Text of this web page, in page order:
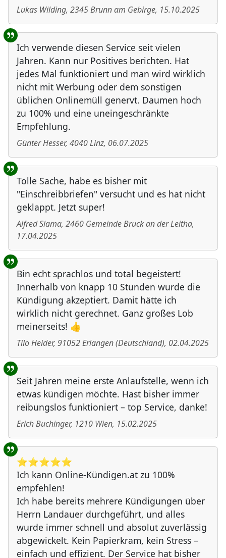
Lukas Wilding, 2345Brunn am Gebirge, 15.10.2025
Ich verwende diesen Service seit vielen
Jahren. Kann nur Positives berichten. Hat
jedes Mal funktioniert und man wird wirklich
nicht mit Werbung oder dem sonstigen
üblichen Onlinemüll genervt. Daumen hoch
zu 100% und eine uneingeschränkte
Empfehlung.
Günter Hesser, 4040Linz, 06.07.2025
Tolle Sache, habe es bisher mit
"Einschreibbriefen" versucht und es hat nicht
geklappt. Jetzt super!
Alfred Slama, 2460 Gemeinde Bruck an der Leitha,
17.04.2025
Bin echt sprachlos und total begeistert!
Innerhalb von knapp 10 Stunden wurde die
Kündigung akzeptiert. Damit hätte ich
wirklich nicht gerechnet. Ganz großes Lob
meinerseits! 👍
Tilo Heider, 91052Erlangen(Deutschland), 02.04.2025
Seit Jahren meine erste Anlaufstelle, wenn ich
etwas kündigen möchte. Hast bisher immer
reibungslos funktioniert – top Service, danke!
Erich Buchinger, 1210 Wien, 15.02.2025
⭐️⭐️⭐️⭐️⭐️
Ich kann Online-Kündigen.at zu 100%
empfehlen!
Ich habe bereits mehrere Kündigungen über
Herrn Landauer durchgeführt, und alles
wurde immer schnell und absolut zuverlässig
abgewickelt. Kein Papierkram, kein Stress –
einfach und effizient. Der Service hat bisher